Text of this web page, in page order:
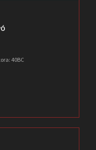
40BC